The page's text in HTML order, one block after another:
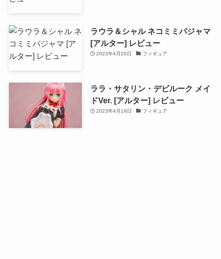
ラウラ＆シャル ネコミミパジャマ
[アルター] レビュー
2023年4月20日 フィギュア
ララ・サタリン・デビルーク メイ
ドVer. [アルター] レビュー
2023年4月19日 フィギュア